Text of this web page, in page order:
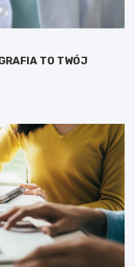
TO TWÓJ